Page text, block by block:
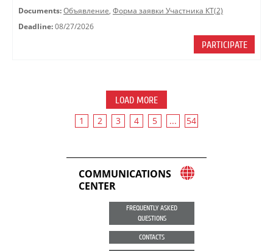
Documents: Объявление, Форма заявки Участника КТ(2)
Deadline: 08/27/2026
PARTICIPATE
LOAD MORE
1 2 3 4 5 ... 54
COMMUNICATIONS
CENTER
FREQUENTLY ASKED
QUESTIONS
CONTACTS